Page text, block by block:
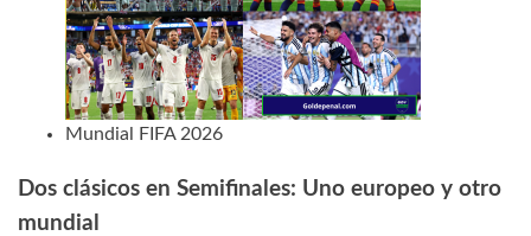
Mundial FIFA 2026
Dos clásicos en Semifinales: Uno europeo y otro
mundial